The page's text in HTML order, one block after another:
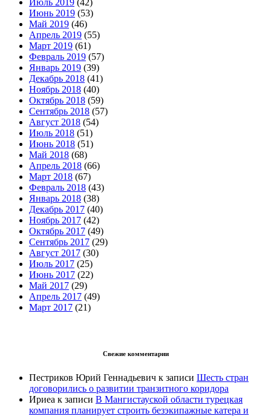
Июль 2019 (42)
Июнь 2019 (53)
Май 2019 (46)
Апрель 2019 (55)
Март 2019 (61)
Февраль 2019 (57)
Январь 2019 (39)
Декабрь 2018 (41)
Ноябрь 2018 (40)
Октябрь 2018 (59)
Сентябрь 2018 (57)
Август 2018 (54)
Июль 2018 (51)
Июнь 2018 (51)
Май 2018 (68)
Апрель 2018 (66)
Март 2018 (67)
Февраль 2018 (43)
Январь 2018 (38)
Декабрь 2017 (40)
Ноябрь 2017 (42)
Октябрь 2017 (49)
Сентябрь 2017 (29)
Август 2017 (30)
Июль 2017 (25)
Июнь 2017 (22)
Май 2017 (29)
Апрель 2017 (49)
Март 2017 (21)
Свежие комментарии
Пестриков Юрий Геннадьевич к записи Шесть стран
договорились о развитии транзитного коридора
Ириеа к записи В Мангистауской области турецкая
компания планирует строить безэкипажные катера и